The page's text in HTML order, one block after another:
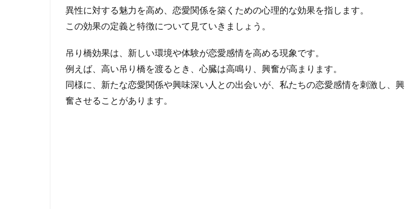
異性に対する魅力を高め、恋愛関係を築くための心理的な効果を指します。
この効果の定義と特徴について見ていきましょう。
吊り橋効果は、新しい環境や体験が恋愛感情を高める現象です。
例えば、高い吊り橋を渡るとき、心臓は高鳴り、興奮が高まります。
同様に、新たな恋愛関係や興味深い人との出会いが、私たちの恋愛感情を刺激し、興
奮させることがあります。